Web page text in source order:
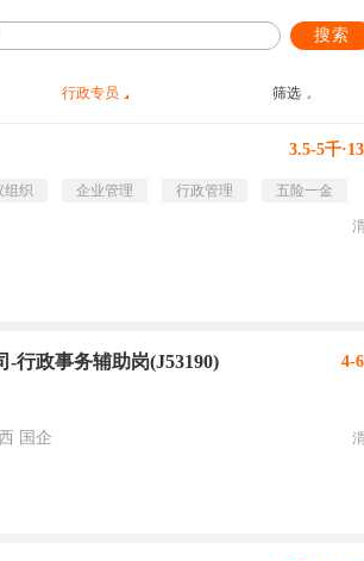
搜索
行政专员 筛选
3.5-5千
组织 企业管理 行政管理 五险一金
-行政事务辅助岗(J53190) 4-
国企